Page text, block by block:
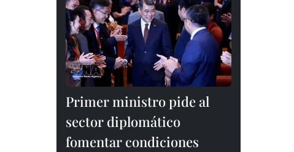
Primer ministro pide al
sector diplomático
fomentar condiciones